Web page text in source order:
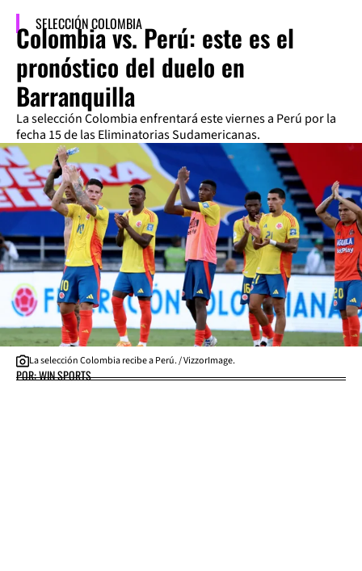
SELECCIÓN COLOMBIA
Colombia vs. Perú: este es el
pronóstico del duelo en
Barranquilla
La selección Colombia enfrentará este viernes a Perú por la
fecha 15 de las Eliminatorias Sudamericanas.
La selección Colombia recibe a Perú. / VizzorImage.
POR: WIN SPORTS